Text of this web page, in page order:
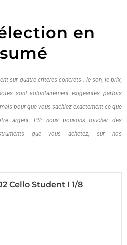
en
sur quatre critères concrets : le son, le prix,
sont volontairement exigeantes, parfois
pour que vous sachiez exactement ce que
argent. PS: nous pouvons toucher des
que vous achetez, sur nos
Cello Student I 1/8